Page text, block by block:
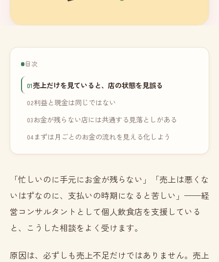
目次
売上だけを見ていると、店の状態を見誤る
利益と現金は同じではない
お金が残らない店には共通する見落としがある
まずは月ごとのお金の流れを見える化しよう
「忙しいのに手元にお金が残らない」「売上は悪くな
いはずなのに、支払いの時期になると苦しい」——経
営コンサルタントとして個人飲食店を支援している
と、こうした相談をよく受けます。
原因は、必ずしも売上不足だけではありません。売上